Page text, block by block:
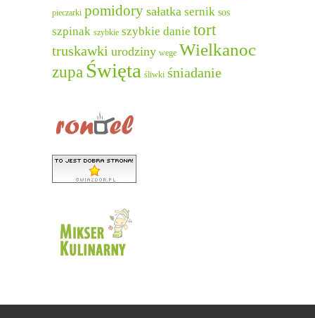
pieczarki pomidory sałatka sernik sos
szpinak szybkie szybkie danie tort
truskawki urodziny wege Wielkanoc
zupa Święta śliwki śniadanie